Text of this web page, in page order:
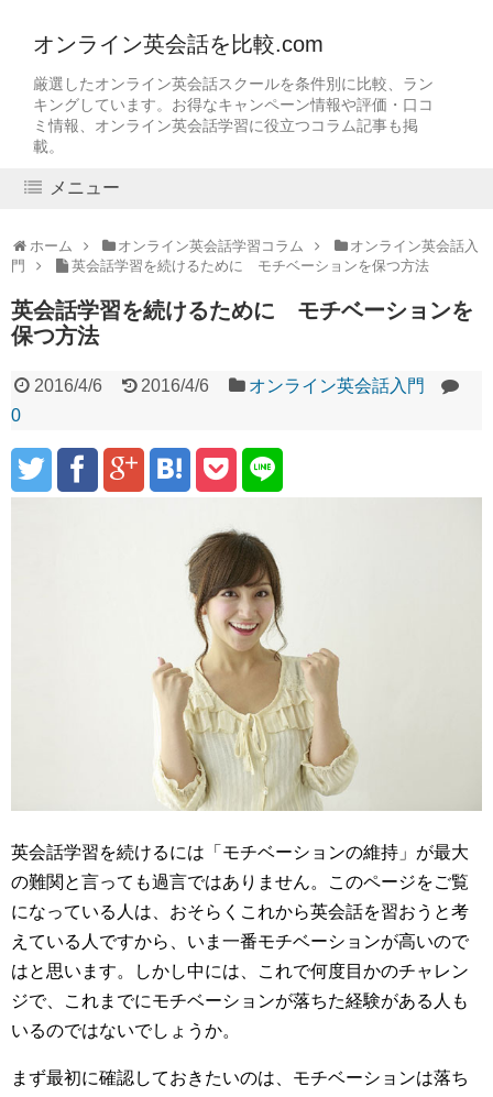
オンライン英会話を比較.com
厳選したオンライン英会話スクールを条件別に比較、ラン
キングしています。お得なキャンペーン情報や評価・口コ
ミ情報、オンライン英会話学習に役立つコラム記事も掲
載。
メニュー
ホーム オンライン英会話学習コラム
オンライン英会話入
門
英会話学習を続けるために モチベーションを保つ方法
英会話学習を続けるために モチベーションを
保つ方法
2016/4/6 2016/4/6
オンライン英会話入門
0
英会話学習を続けるには「モチベーションの維持」が最大
の難関と言っても過言ではありません。このページをご覧
になっている人は、おそらくこれから英会話を習おうと考
えている人ですから、いま一番モチベーションが高いので
はと思います。しかし中には、これで何度目かのチャレン
ジで、これまでにモチベーションが落ちた経験がある人も
いるのではないでしょうか。
まず最初に確認しておきたいのは、モチベーションは落ち